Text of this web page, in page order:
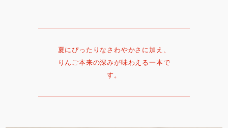
夏にぴったりなさわやかさに加え、
りんご本来の深みが味わえる一本で
す。